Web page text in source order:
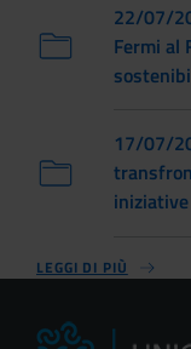
22/07/
Fermi al
17/07/
LEGGI DI PIÙ